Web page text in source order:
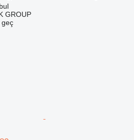
GROUP
geç